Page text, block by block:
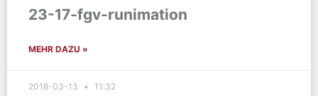
23-17-fgv-runimation
MEHR DAZU »
2018-03-13 11:32